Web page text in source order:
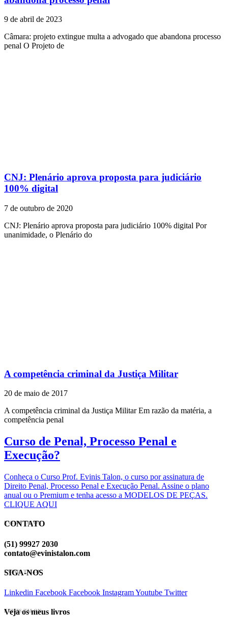
9 de abril de 2023
Câmara: projeto extingue multa a advogado que abandona processo
penal O Projeto de
CNJ: Plenário aprova proposta para judiciário
100% digital
7 de outubro de 2020
CNJ: Plenário aprova proposta para judiciário 100% digital Por
unanimidade, o Plenário do
A competência criminal da Justiça Militar
20 de maio de 2017
A competência criminal da Justiça Militar Em razão da matéria, a
competência penal
Curso de Penal, Processo Penal e
Execução?
Conheça o Curso Prof. Evinis Talon, o curso por assinatura de
Direito Penal, Processo Penal e Execução Penal. Assine o plano
anual ou o Premium e tenha acesso a MODELOS DE PEÇAS.
CLIQUE AQUI
EVINIS TALON
CONTATO
(51) 99927 2030
contato@evinistalon.com
EVINIS TALON
SIGA-NOS
Linkedin Facebook Facebook InstagramYoutube Twitter
EVINIS TALON
Veja os meus livros